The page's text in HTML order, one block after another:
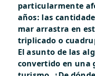
particularmente
años: las
mar arrastra en
triplicado o
El asunto de las
convertido en una